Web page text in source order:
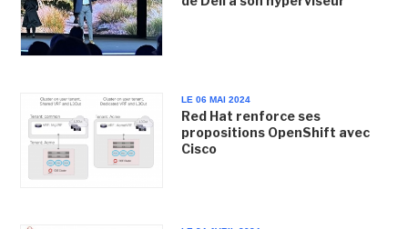
LE 06 MAI 2024
Red Hat renforce ses
propositions OpenShift avec
Cisco